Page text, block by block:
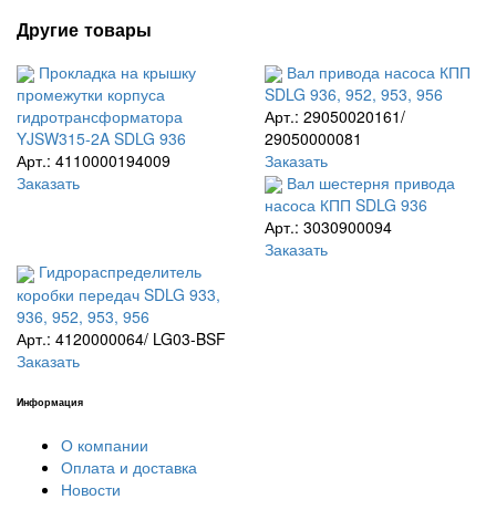
Другие товары
Прокладка на крышку
промежутки корпуса
гидротрансформатора
YJSW315-2A SDLG 936
Арт.: 4110000194009
Заказать
Вал привода насоса КПП
SDLG 936, 952, 953, 956
Арт.: 29050020161/
29050000081
Заказать
Вал шестерня привода
насоса КПП SDLG 936
Арт.: 3030900094
Заказать
Гидрораспределитель
коробки передач SDLG 933,
936, 952, 953, 956
Арт.: 4120000064/ LG03-BSF
Заказать
Информация
О компании
Оплата и доставка
Новости